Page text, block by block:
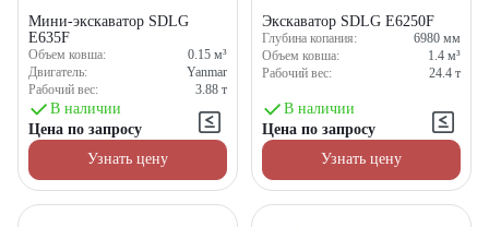
Мини-экскаватор SDLG
E635F
Объем ковша: 0.15 м³
Двигатель:
Yanmar
Рабочий вес:
3.88 т
В наличии
Цена по запросу
Узнать цену
Экскаватор SDLG E6250F
Глубина копания: 6980 мм
Объем ковша:
1.4 м³
Рабочий вес:
24.4 т
В наличии
Цена по запросу
Узнать цену